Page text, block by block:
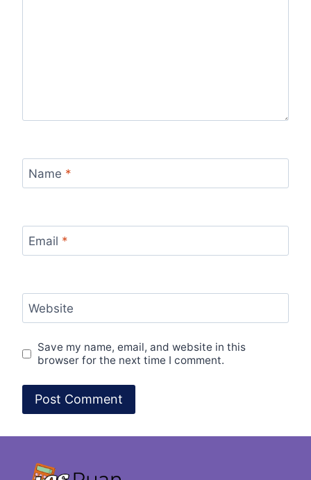
Name *
Email *
Website
Save my name, email, and website in this
browser for the next time I comment.